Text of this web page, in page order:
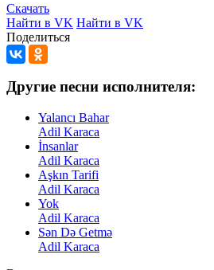
Скачать
Найти в VK Найти в VK
Поделиться
Другие песни исполнителя:
Yalancı Bahar
Adil Karaca
İnsanlar
Adil Karaca
Aşkın Tarifi
Adil Karaca
Yok
Adil Karaca
Sən Də Getmə
Adil Karaca